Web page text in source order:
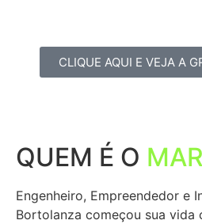
CLIQUE AQUI E VEJA A
QUEM É O
Engenheiro, Empreendedor e
Bortolanza começou sua vida